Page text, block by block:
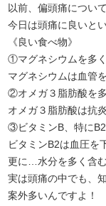
以前、偏頭痛につい
今日は頭痛に良いと
《良い食べ物》
①マグネシウムを多
マグネシウムは血管
②オメガ３脂肪酸を
オメガ３脂肪酸は抗
③ビタミンB、特に
ビタミンB2は血圧を
更に…水分を多く含
実は頭痛の中でも、
案外多いんですよ！